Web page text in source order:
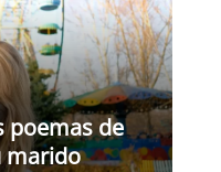
poemas de
marido